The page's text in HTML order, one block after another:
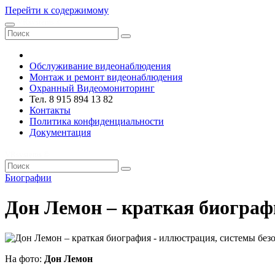
Перейти к содержимому
Обслуживание видеонаблюдения
Монтаж и ремонт видеонаблюдения
Охранный Видеомониторинг
Тел. 8 915 894 13 82
Контакты
Политика конфиденциальности
Документация
Биографии
Дон Лемон – краткая
На фото: Дон Лемон